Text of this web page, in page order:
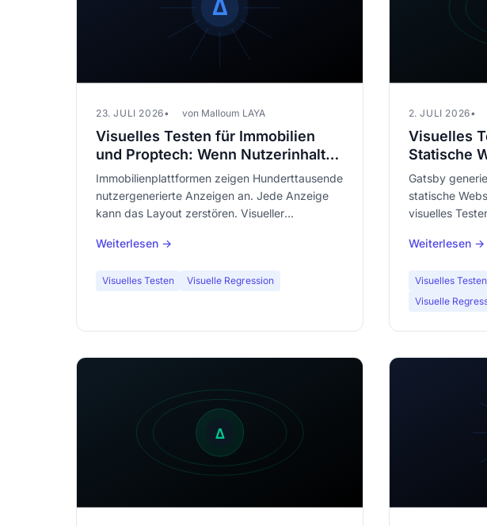
23. JULI 2026 von Malloum LAYA
Visuelles Testen für Immobilien
und Proptech: Wenn Nutzerinhalte
Ihre Templates zerstören
Immobilienplattformen zeigen Hunderttausende
nutzergenerierte Anzeigen an. Jede Anzeige
kann das Layout zerstören. Visueller
Templates der Inhaltsvielfalt standhalten.
Weiterlesen →
Visuelles Testen Visuelle Regression
2. JULI 2026
Visuelles
Statische
Gatsby
statische
visuelles
können das
Weiterlesen →
Visuelles Testen
Visuelle